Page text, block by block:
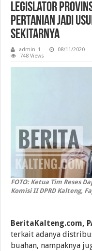
Legislator
Pertanian Jadi
Sekitarnya
admin_1 08/11/2020
748 Views
FOTO: Ketua Tim Reses
Komisi II DPRD Kalteng,
BeritaKalteng.com,
terkait adanya
buahan, nampaknya